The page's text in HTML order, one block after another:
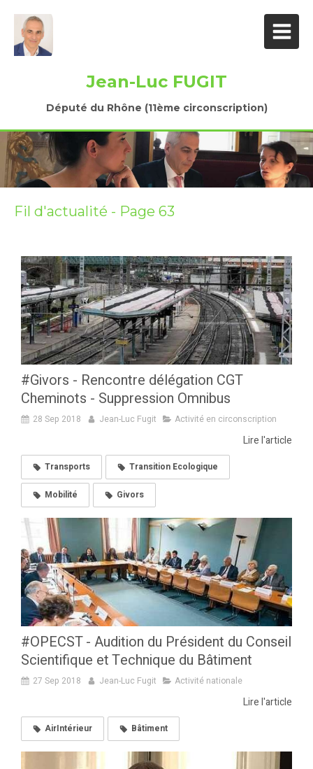
Jean-Luc FUGIT
Député du Rhône (11ème circonscription)
Fil d'actualité - Page 63
#Givors - Rencontre délégation CGT
Cheminots - Suppression Omnibus
28 Sep 2018 Jean-Luc Fugit Activité en circonscription
Lire l'article
Transports Transition Ecologique
Mobilité Givors
#OPECST - Audition du Président du Conseil
Scientifique et Technique du Bâtiment
27 Sep 2018 Jean-Luc Fugit Activité nationale
Lire l'article
AirIntérieur Bâtiment